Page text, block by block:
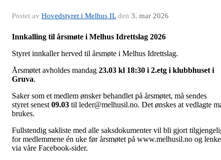
Postet av Hovedstyret i Melhus ILden 3. mar 2026
Innkalling til årsmøte i Melhus Idrettslag 2026
Styret innkaller herved til årsmøte i Melhus Idrettslag.
Årsmøtet avholdes mandag 23.03 kl 18:30 i 2.etg i klubbhuset i
Gruva.
Saker som et medlem ønsker behandlet på årsmøtet, må sendes
styret senest 09.03 til leder@melhusil.no. Det ønskes at vedlagte
brukes.
Fullstendig sakliste med alle saksdokumenter vil bli gjort
for medlemmene én uke før årsmøtet på www.melhusil.no og lenke
via våre Facebook-sider.